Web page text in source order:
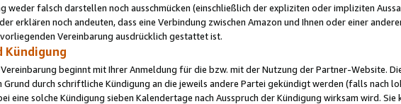
weder falsch darstellen noch ausschmücken (einschließlich der expliziten oder impliziten
erklären noch andeuten, dass eine Verbindung zwischen Amazon und Ihnen oder einer
Vereinbarung ausdrücklich gestattet ist.
Kündigung
beginnt mit Ihrer Anmeldung für die bzw. mit der Nutzung der Partner-Website.
Grund durch schriftliche Kündigung an die jeweils andere Partei gekündigt werden (falls nach
eine solche Kündigung sieben Kalendertage nach Ausspruch der Kündigung wirksam wird.